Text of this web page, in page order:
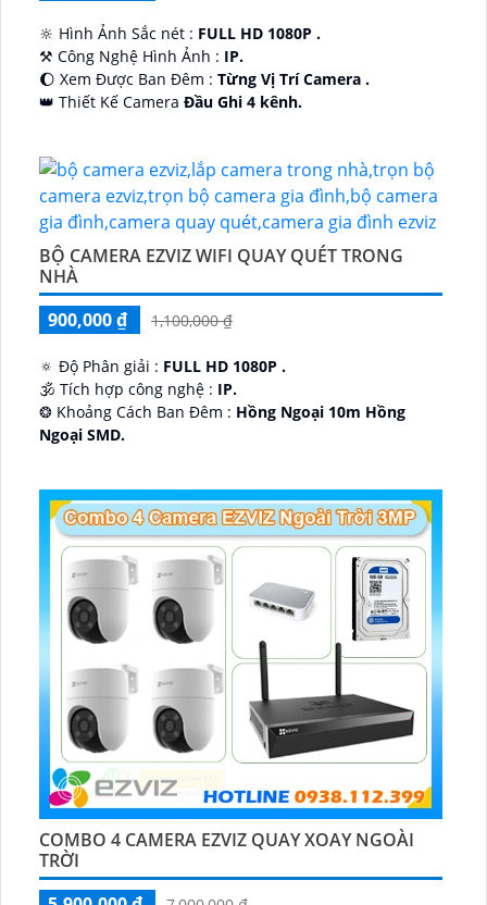
🔆 Hình Ảnh Sắc nét : FULL HD 1080P .
⚒ Công Nghệ Hình Ảnh : IP.
🌔 Xem Được Ban Đêm : Từng Vị Trí Camera .
👑 Thiết Kế Camera Đầu Ghi 4 kênh.
BỘ CAMERA EZVIZ WIFI QUAY QUÉT TRONG
NHÀ
900,000 ₫
1,100,000 ₫
🔅 Độ Phân giải : FULL HD 1080P .
🕉️ Tích hợp công nghệ : IP.
❂ Khoảng Cách Ban Đêm : Hồng Ngoại 10m Hồng
Ngoại SMD.
COMBO 4 CAMERA EZVIZ QUAY XOAY NGOÀI
TRỜI